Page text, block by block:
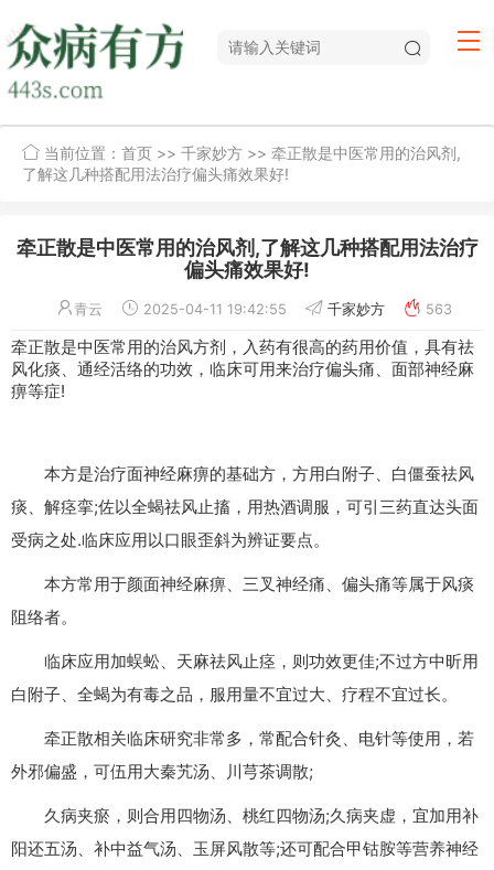
当前位置： 首页 >> 千家妙方 >> 牵正散是中医常用的治风剂,
了解这几种搭配用法治疗偏头痛效果好!
牵正散是中医常用的治风剂,了解这几种搭配用法治疗
偏头痛效果好!
青云 2025-04-11 19:42:55 千家妙方 563
牵正散是中医常用的治风方剂，入药有很高的药用价值，具有祛
风化痰、通经活络的功效，临床可用来治疗偏头痛、面部神经麻
痹等症!
本方是治疗面神经麻痹的基础方，方用白附子、白僵蚕祛风
痰、解痉挛;佐以全蝎祛风止搐，用热酒调服，可引三药直达头面
受病之处.临床应用以口眼歪斜为辨证要点。
本方常用于颜面神经麻痹、三叉神经痛、偏头痛等属于风痰
阻络者。
临床应用加蜈蚣、天麻祛风止痉，则功效更佳;不过方中昕用
白附子、全蝎为有毒之品，服用量不宜过大、疗程不宜过长。
牵正散相关临床研究非常多，常配合针灸、电针等使用，若
外邪偏盛，可伍用大秦艽汤、川芎茶调散;
久病夹瘀，则合用四物汤、桃红四物汤;久病夹虚，宜加用补
阳还五汤、补中益气汤、玉屏风散等;还可配合甲钴胺等营养神经